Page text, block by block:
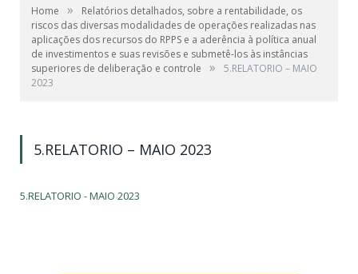
Home »
Relatórios detalhados, sobre a rentabilidade, os
riscos das diversas modalidades de operações realizadas nas
aplicações dos recursos do RPPS e a aderência à política anual
de investimentos e suas revisões e submetê-los às instâncias
superiores de deliberação e controle
»
5.RELATORIO – MAIO
2023
5.RELATORIO – MAIO 2023
5.RELATORIO - MAIO 2023